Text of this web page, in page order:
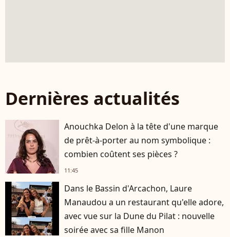
Dernières actualités
Anouchka Delon à la tête d'une marque
de prêt-à-porter au nom symbolique :
combien coûtent ses pièces ?
11:45
Dans le Bassin d'Arcachon, Laure
Manaudou a un restaurant qu'elle adore,
avec vue sur la Dune du Pilat : nouvelle
soirée avec sa fille Manon